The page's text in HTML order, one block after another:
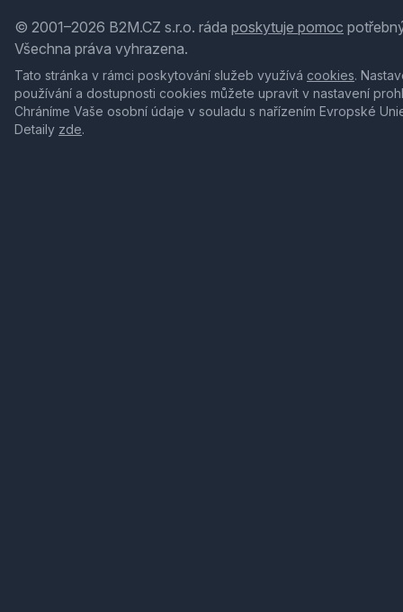
© 2001–2026 B2M.CZ s.r.o. ráda poskytuje pomoc
Všechna práva vyhrazena.
Tato stránka v rámci poskytování služeb využívá cookies.
používání a dostupnosti cookies můžete upravit v nastavení
Chráníme Vaše osobní údaje v souladu s nařízením Evropské
Detaily zde.